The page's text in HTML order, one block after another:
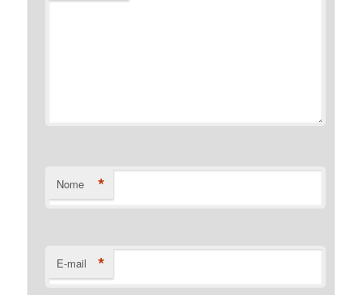
Nome *
E-mail *